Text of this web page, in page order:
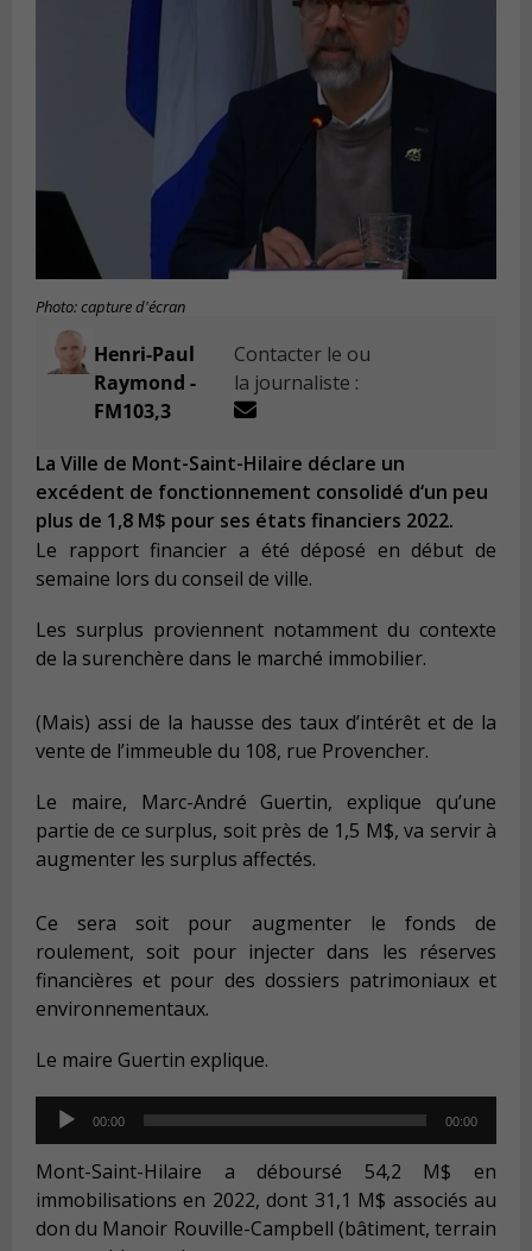
Photo: capture d'écran
Henri-Paul
Raymond -
FM103,3
Contacter le ou
la journaliste :
La Ville de Mont-Saint-Hilaire déclare un
excédent de fonctionnement consolidé d‘un peu
plus de 1,8 M$ pour ses états financiers 2022.
Le rapport financier a été déposé en début de
semaine lors du conseil de ville.
Les surplus proviennent notamment du contexte
de la surenchère dans le marché immobilier.
(Mais) assi de la hausse des taux d’intérêt et de la
vente de l’immeuble du 108, rue Provencher.
Le maire, Marc-André Guertin, explique qu’une
partie de ce surplus, soit près de 1,5 M$, va servir à
augmenter les surplus affectés.
Ce sera soit pour augmenter le fonds de
roulement, soit pour injecter dans les réserves
financières et pour des dossiers patrimoniaux et
environnementaux.
Le maire Guertin explique.
Audio
Player
00:00 00:00
Mont-Saint-Hilaire a déboursé 54,2 M$ en
immobilisations en 2022, dont 31,1 M$ associés au
don du Manoir Rouville-Campbell (bâtiment, terrain